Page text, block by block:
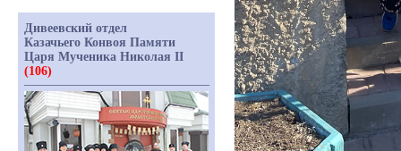
Дивеевский отдел
Казачьего Конвоя Памяти
Царя Мученика Николая II
(106)